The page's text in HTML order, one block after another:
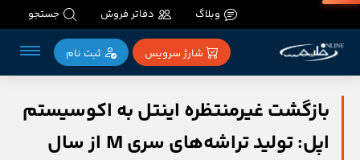
وبلاگ دفاتر فروش جستجو
شارژ سرویس ثبت‌ نام
بازگشت غیرمنتظره اینتل به اکوسیستم
اپل: تولید تراشه‌های سری M از سال